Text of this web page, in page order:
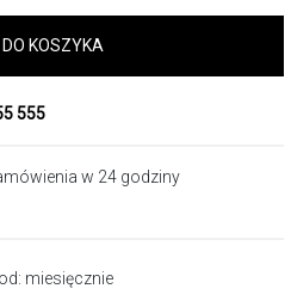
KOSZYKA
555
w 24 godziny
miesięcznie